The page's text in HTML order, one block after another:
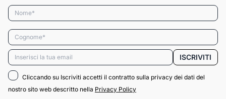
Nome*
Cognome*
Email* ISCRIVITI
Cliccando su Iscriviti accetti il contratto sulla privacy dei dati del
nostro sito web descritto nella Privacy Policy